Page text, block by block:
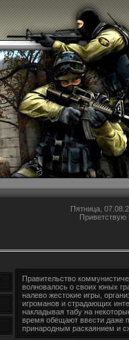
Пятница,
Приветствую
Правительство
волновалось о своих юных
налево жестокие игры,
игроманов и страдающих
накладывая табу на
время обещают ввести даже
принародным раскаянием и